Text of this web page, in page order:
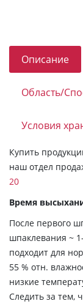
Описание
Область/
Условия
Купить
наш отдел
20
Время
После первого
шпаклевания ~
подходит для
55 % отн.
низкие
Cледить за тем,